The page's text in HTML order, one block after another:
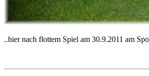
..hier nach flottem Spiel am 30.9.2011 am